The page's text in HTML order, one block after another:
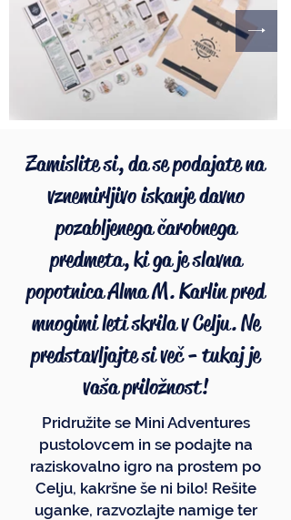
Zamislite si, da se podajate na
vznemirljivo iskanje davno
pozabljenega čarobnega
predmeta, ki ga je slavna
popotnica Alma M. Karlin pred
mnogimi leti skrila v Celju. Ne
predstavljajte si več - tukaj je
vaša priložnost!
Pridružite se Mini Adventures
pustolovcem in se podajte na
raziskovalno igro na prostem po
Celju, kakršne še ni bilo! Rešite
uganke, razvozlajte namige ter